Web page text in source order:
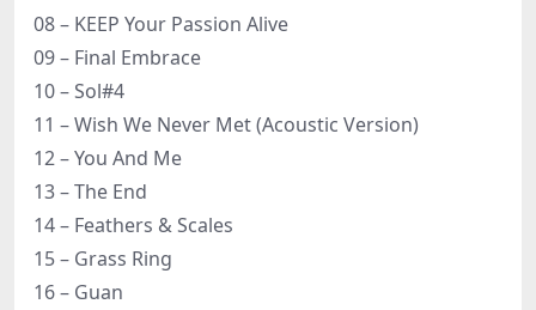
08 – KEEP Your Passion Alive
09 – Final Embrace
10 – Sol#4
11 – Wish We Never Met (Acoustic Version)
12 – You And Me
13 – The End
14 – Feathers & Scales
15 – Grass Ring
16 – Guan